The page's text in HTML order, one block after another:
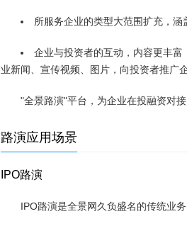
所服务企业的类型大范围扩充，
企业与投资者的互动，内容更丰
业新闻、宣传视频、图片，向投资者推广
"全景路演"平台，为企业在投融资对
路演应用场景
IPO路演
IPO路演是全景网久负盛名的传统业务